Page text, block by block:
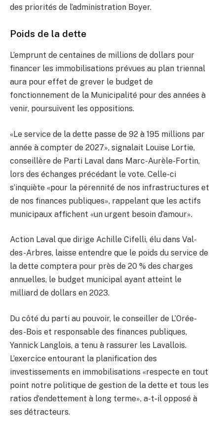
des priorités de l’administration Boyer.
Poids de la dette
L’emprunt de centaines de millions de dollars pour
financer les immobilisations prévues au plan triennal
aura pour effet de grever le budget de
fonctionnement de la Municipalité pour des années à
venir, poursuivent les oppositions.
«Le service de la dette passe de 92 à 195 millions par
année à compter de 2027», signalait Louise Lortie,
conseillère de Parti Laval dans Marc-Aurèle-Fortin,
lors des échanges précédant le vote. Celle-ci
s’inquiète «pour la pérennité de nos infrastructures et
de nos finances publiques», rappelant que les actifs
municipaux affichent «un urgent besoin d’amour».
Action Laval que dirige Achille Cifelli, élu dans Val-
des-Arbres, laisse entendre que le poids du service de
la dette comptera pour près de 20 % des charges
annuelles, le budget municipal ayant atteint le
milliard de dollars en 2023.
Du côté du parti au pouvoir, le conseiller de L’Orée-
des-Bois et responsable des finances publiques,
Yannick Langlois, a tenu à rassurer les Lavallois.
L’exercice entourant la planification des
investissements en immobilisations «respecte en tout
point notre politique de gestion de la dette et tous les
ratios d’endettement à long terme», a-t-il opposé à
ses détracteurs.